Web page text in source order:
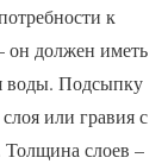
к
он должен иметь
воды. Подсыпку
или гравия с
слоев –